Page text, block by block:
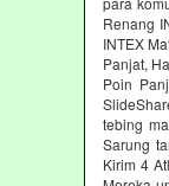
Renang
INTEX
Panjat,
Poin
tebing
Sarung
Kirim 4